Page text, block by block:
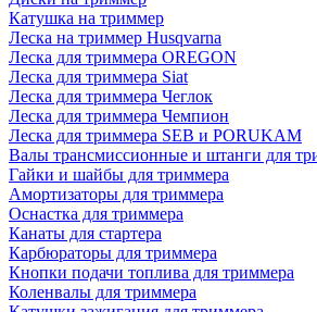
Катушка на триммер
Леска на триммер Husqvarna
Леска для триммера OREGON
Леска для триммера Siat
Леска для триммера Чеглок
Леска для триммера Чемпион
Леска для триммера SEB и PORUKAM
Валы трансмиссионные и штанги для
Гайки и шайбы для триммера
Амортизаторы для триммера
Оснастка для триммера
Канаты для стартера
Карбюраторы для триммера
Кнопки подачи топлива для триммера
Коленвалы для триммера